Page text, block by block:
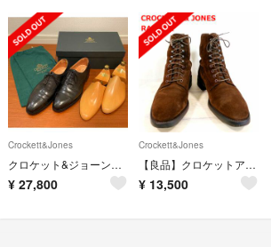
Crockett&Jones
クロケット&ジョーンズ WESTFIELD 7E 純正シューツリー付
¥ 27,800
Crockett&Jones
【良品】クロケットアンドジョーンズ レースアップブーツ RADNOR
¥ 13,500